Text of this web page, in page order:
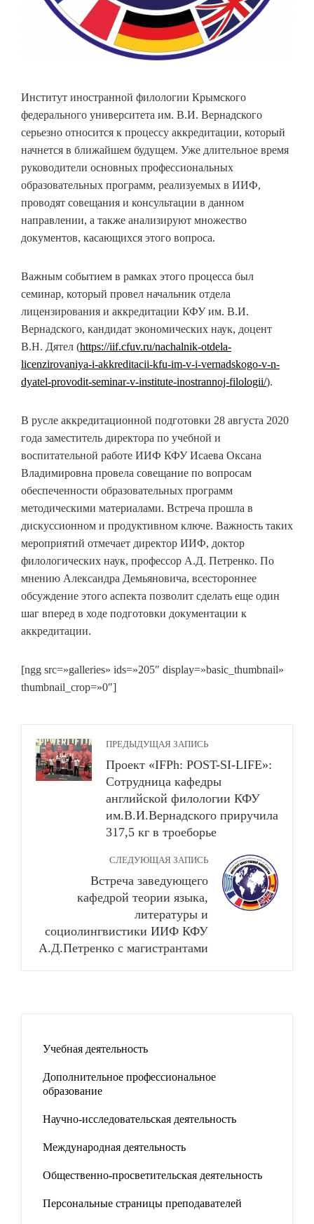
Институт иностранной филологии Крымского
федерального университета им. В.И. Вернадского
серьезно относится к процессу аккредитации, который
начнется в ближайшем будущем. Уже длительное время
руководители основных профессиональных
образовательных программ, реализуемых в ИИФ,
проводят совещания и консультации в данном
направлении, а также анализируют множество
документов, касающихся этого вопроса.
Важным событием в рамках этого процесса был
семинар, который провел начальник отдела
лицензирования и аккредитации КФУ им. В.И.
Вернадского, кандидат экономических наук, доцент
В.Н. Дятел (https://iif.cfuv.ru/nachalnik-otdela-
licenzirovaniya-i-akkreditacii-kfu-im-v-i-vernadskogo-v-n-
dyatel-provodit-seminar-v-institute-inostrannoj-filologii/).
В русле аккредитационной подготовки 28 августа 2020
года заместитель директора по учебной и
воспитательной работе ИИФ КФУ Исаева Оксана
Владимировна провела совещание по вопросам
обеспеченности образовательных программ
методическими материалами. Встреча прошла в
дискуссионном и продуктивном ключе. Важность таких
мероприятий отмечает директор ИИФ, доктор
филологических наук, профессор А.Д. Петренко. По
мнению Александра Демьяновича, всестороннее
обсуждение этого аспекта позволит сделать еще один
шаг вперед в ходе подготовки документации к
аккредитации.
[ngg src=»galleries» ids=»205″ display=»basic_thumbnail»
thumbnail_crop=»0″]
ПРЕДЫДУЩАЯ ЗАПИСЬ
Проект «IFPh: POST-SI-LIFE»:
Сотрудница кафедры
английской филологии КФУ
им.В.И.Вернадского приручила
317,5 кг в троеборье
СЛЕДУЮЩАЯ ЗАПИСЬ
Встреча заведующего
кафедрой теории языка,
литературы и
социолингвистики ИИФ КФУ
А.Д.Петренко с магистрантами
Учебная деятельность
Дополнительное профессиональное
образование
Научно-исследовательская деятельность
Международная деятельность
Общественно-просветительская деятельность
Персональные страницы преподавателей